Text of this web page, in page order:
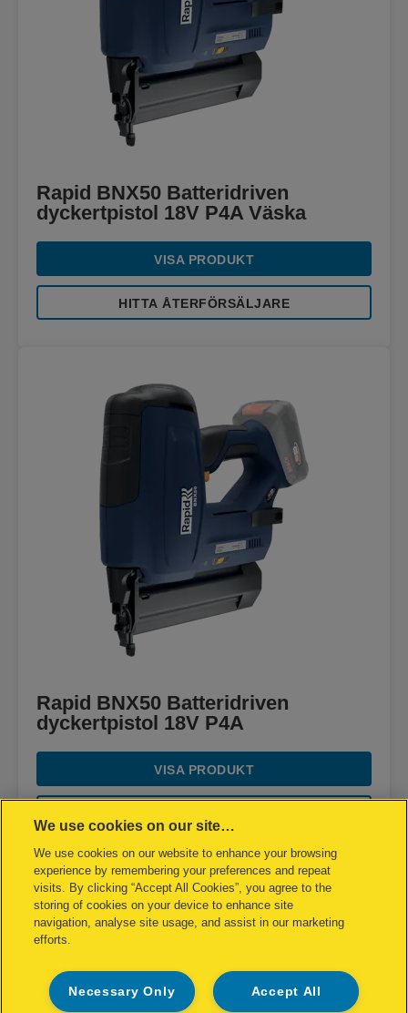
Rapid BNX50 Batteridriven
dyckertpistol 18V P4A Väska
VISA PRODUKT
HITTA ÅTERFÖRSÄLJARE
Rapid BNX50 Batteridriven
dyckertpistol 18V P4A
VISA PRODUKT
We use cookies on our site…
We use cookies on our website to enhance your browsing
experience by remembering your preferences and repeat
visits. By clicking “Accept All Cookies”, you agree to the
storing of cookies on your device to enhance site
navigation, analyse site usage, and assist in our marketing
efforts.
Accept All
Necessary Only